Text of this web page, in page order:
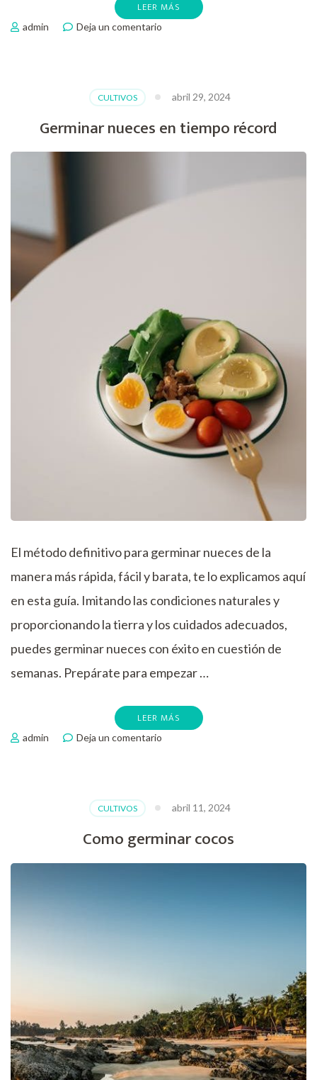
LEER MÁS
admin Deja un comentario
CULTIVOS abril 29, 2024
Germinar nueces en tiempo récord
El método definitivo para germinar nueces de la
manera más rápida, fácil y barata, te lo explicamos aquí
en esta guía. Imitando las condiciones naturales y
proporcionando la tierra y los cuidados adecuados,
puedes germinar nueces con éxito en cuestión de
semanas. Prepárate para empezar …
LEER MÁS
admin Deja un comentario
récord
CULTIVOS abril 11, 2024
Como germinar cocos